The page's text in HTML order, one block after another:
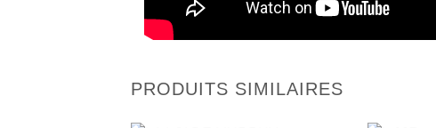
PRODUITS SIMILAIRES